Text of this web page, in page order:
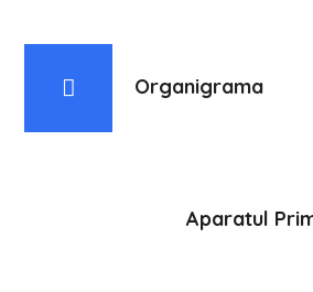
Organigrama
Aparatul